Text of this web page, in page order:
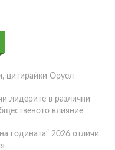
цитирайки Оруел
лидерите в различни
влияние
годината“ 2026 отличи